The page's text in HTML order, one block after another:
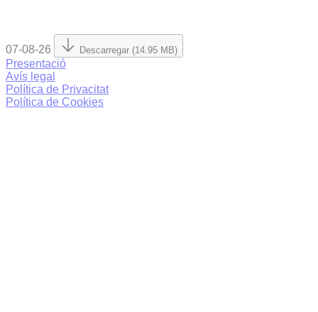
07-08-26 Descarregar (14.95 MB)
Presentació
Avís legal
Política de Privacitat
Política de Cookies